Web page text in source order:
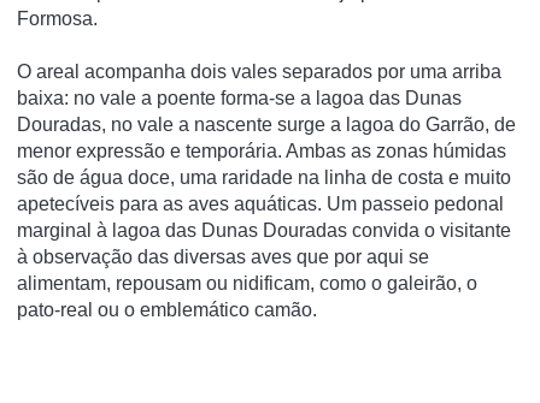
Formosa.
O areal acompanha dois vales separados por uma arriba
baixa: no vale a poente forma-se a lagoa das Dunas
Douradas, no vale a nascente surge a lagoa do Garrão, de
menor expressão e temporária. Ambas as zonas húmidas
são de água doce, uma raridade na linha de costa e muito
apetecíveis para as aves aquáticas. Um passeio pedonal
marginal à lagoa das Dunas Douradas convida o visitante
à observação das diversas aves que por aqui se
alimentam, repousam ou nidificam, como o galeirão, o
pato-real ou o emblemático camão.